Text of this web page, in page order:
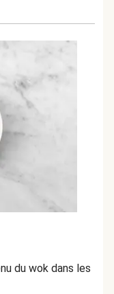
du wok dans les